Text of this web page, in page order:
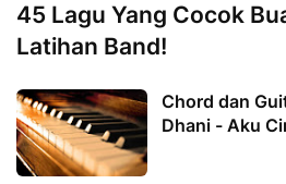
45 Lagu Yang Cocok
Latihan Band!
Chord dan
Dhani - Aku